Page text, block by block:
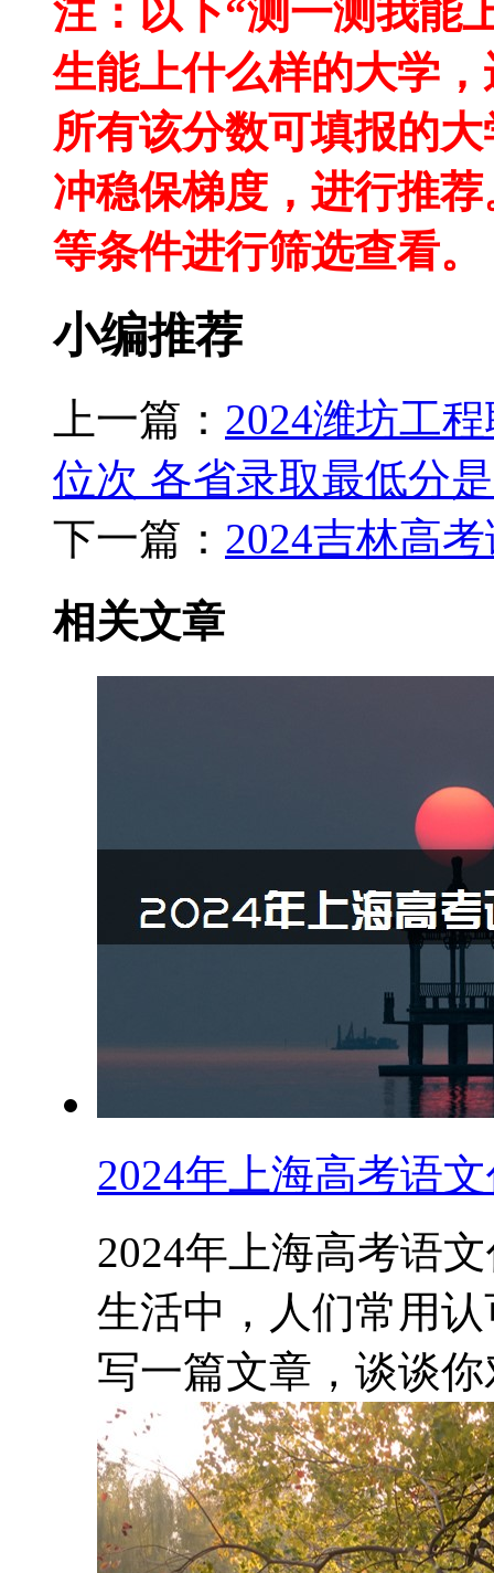
注：以下“测一测我能
生能上什么样的大学
所有该分数可填报的
冲稳保梯度，进行推
等条件进行筛选查看。
小编推荐
上一篇： 2024潍坊工
位次 各省录取最低分
下一篇： 2024吉林高
相关文章
2024年上海高考语
2024年上海高考语
生活中，人们常用
写一篇文章，谈谈